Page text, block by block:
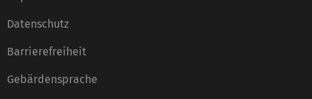
Datenschutz
Barrierefreiheit
Gebärdensprache